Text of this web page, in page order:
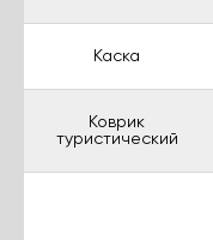
Каска
Коврик
туристический